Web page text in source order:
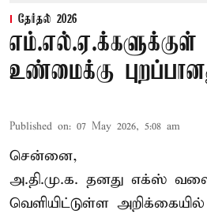
தேர்தல் 2026
எம்.எல்.ஏ.க்களுக்குள்
உண்மைக்கு
Published on: 07 May 2026, 5:08 am
சென்னை,
அ.தி.மு.க. தனது எக்ஸ்
வெளியிட்டுள்ள அறிக்கையில்